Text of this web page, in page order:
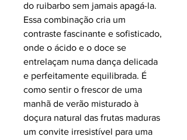
do ruibarbo sem jamais apagá-la.
Essa combinação cria um
contraste fascinante e sofisticado,
onde o ácido e o doce se
entrelaçam numa dança delicada
e perfeitamente equilibrada. É
como sentir o frescor de uma
manhã de verão misturado à
doçura natural das frutas maduras
um convite irresistível para uma